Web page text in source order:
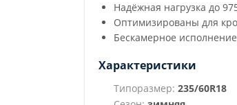
Надёжная нагрузка до
Оптимизированы для
Бескамерное
Характеристики
Типоразмер: 235/60R18